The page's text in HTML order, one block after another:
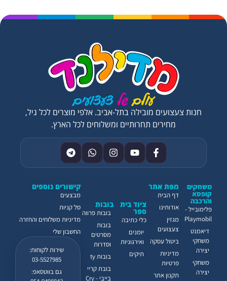
קישורים נוספים
מבצעים
סל קניות
מדיניות משלוחים והחזרה
החשבון שלי
שירות לקוחות:
03-5527985
גם בווטסאפ:
ציוד בית
ספר
כלי כתיבה
יומנים
ואירגוניות
תיקים
בובות
בובות פרווה
בובות
מסרטים
וסדרות
בובות ty
בובת קריי
בייבי - Cry
משחקים
קופסא
והרכבה
פלימובייל -
Playmobil
דיאמנט
משחקי
יצירה
משחקי
יצירה
מפת אתר
דף הבית
אודותינו
מגזין
צעצועים
ביטול עסקה
מדיניות
פרטיות
תקנון אתר
חנות צעצועים מובילה בתל-אביב. אלפי מוצרים לכל גיל,
מחירים תחרותיים ומשלוחים לכל הארץ.